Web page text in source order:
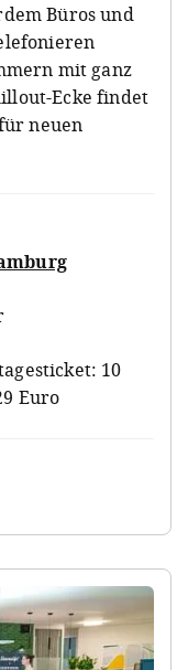
Büros und
mit ganz
Ecke findet
neuen
10
Euro